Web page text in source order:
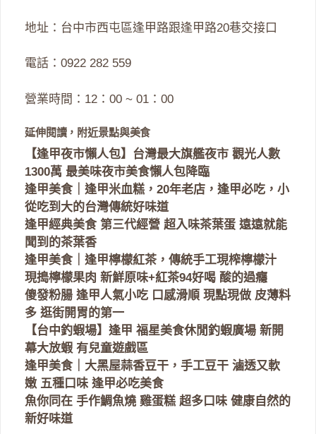
地址：台中市西屯區逢甲路跟逢甲路20巷交接口
電話：0922 282 559
營業時間：12：00 ~ 01：00
延伸閱讀，附近景點與美食
【逢甲夜市懶人包】台灣最大旗艦夜市 觀光人數
1300萬 最美味夜市美食懶人包降臨
逢甲美食｜逢甲米血糕，20年老店，逢甲必吃，小
從吃到大的台灣傳統好味道
逢甲經典美食 第三代經營 超入味茶葉蛋 遠遠就能
聞到的茶葉香
逢甲美食｜逢甲檸檬紅茶，傳統手工現榨檸檬汁
現搗檸檬果肉 新鮮原味+紅茶94好喝 酸的過癮
傻發粉腸 逢甲人氣小吃 口感滑順 現點現做 皮薄料
多 逛街開胃的第一
【台中釣蝦場】逢甲 福星美食休閒釣蝦廣場 新開
幕大放蝦 有兒童遊戲區
逢甲美食｜大黑屋蒜香豆干，手工豆干 滷透又軟
嫩 五種口味 逢甲必吃美食
魚你同在 手作鯛魚燒 雞蛋糕 超多口味 健康自然的
新好味道